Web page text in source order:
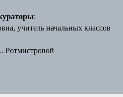
:
учитель начальных классов
Ротмистровой